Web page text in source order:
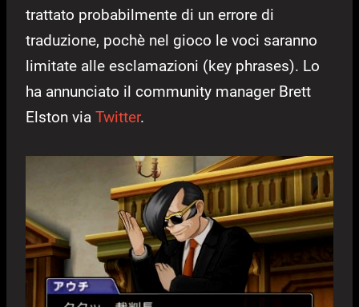
trattato probabilmente di un errore di
traduzione, pochè nel gioco le voci saranno
limitate alle esclamazioni (key phrases). Lo
ha annunciato il community manager Brett
Elston via Twitter.